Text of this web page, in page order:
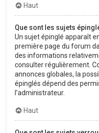
Haut
Que sont les sujets
Un sujet épinglé apparaît
première page du forum
des informations
consulter régulièrement.
annonces globales, la
épinglés dépend des
l’administrateur.
Haut